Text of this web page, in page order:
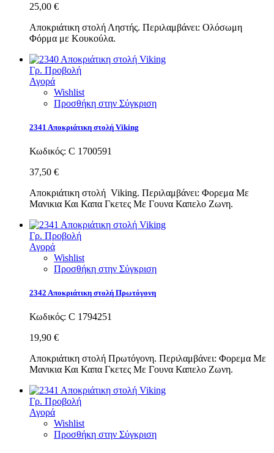
25,00 €
Αποκριάτικη στολή Ληστής. Περιλαμβάνει: Ολόσωμη
Φόρμα με Κουκούλα.
Γρ. Προβολή
Αγορά
Wishlist
Προσθήκη στην Σύγκριση
2341 Αποκριάτικη στολή Viking
Κωδικός: C 1700591
37,50 €
Αποκριάτικη στολή Viking. Περιλαμβάνει: Φορεμα Με
Μανικια Και Καπα Γκετες Με Γουνα Καπελο Ζωνη.
Γρ. Προβολή
Αγορά
Wishlist
Προσθήκη στην Σύγκριση
2342 Αποκριάτικη στολή Πρωτόγονη
Κωδικός: C 1794251
19,90 €
Αποκριάτικη στολή Πρωτόγονη. Περιλαμβάνει: Φορεμα Με
Μανικια Και Καπα Γκετες Με Γουνα Καπελο Ζωνη.
Γρ. Προβολή
Αγορά
Wishlist
Προσθήκη στην Σύγκριση